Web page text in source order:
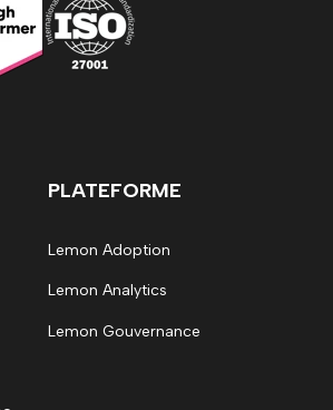
PLATEFORME
Lemon Adoption
Lemon Analytics
Lemon Gouvernance